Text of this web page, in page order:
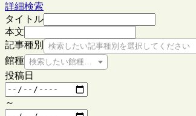
詳細検索
タイトル
本文
記事種別
検索したい記事種別を選択してください
館種 検索したい館種を選択してください
投稿日
～